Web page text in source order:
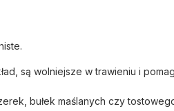
są wolniejsze w trawieniu i
bułek maślanych czy